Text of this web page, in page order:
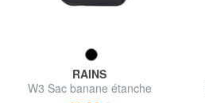
RAINS
W3 Sac banane étanche